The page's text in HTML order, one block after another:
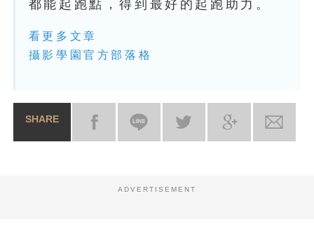
都能起跑點，得到最好的起跑助力。
看更多文章
攝影學園官方部落格
SHARE
ADVERTISEMENT